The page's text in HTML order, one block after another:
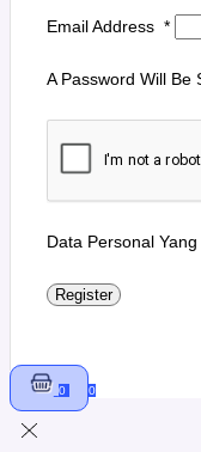
Email Address *
A Password Will Be
Data Personal
Register
0 0